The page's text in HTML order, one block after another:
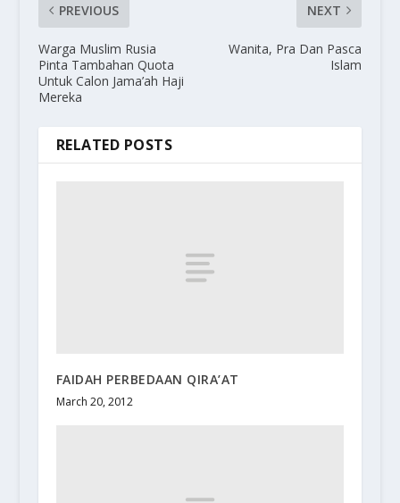
PREVIOUS
Warga Muslim Rusia
Pinta Tambahan Quota
Untuk Calon Jama’ah Haji
Mereka
NEXT
Wanita, Pra Dan Pasca
Islam
RELATED POSTS
FAIDAH PERBEDAAN QIRA’AT
March 20, 2012